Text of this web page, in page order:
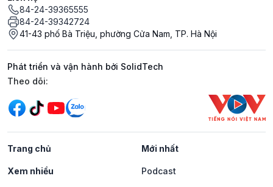
84-24-39365555
84-24-39342724
41-43 phố Bà Triệu, phường Cửa Nam, TP. Hà Nội
Phát triển và vận hành bởi SolidTech
Mạng xã hội
Theo dõi:
Trang chủ Mới nhất
Xem nhiều Podcast